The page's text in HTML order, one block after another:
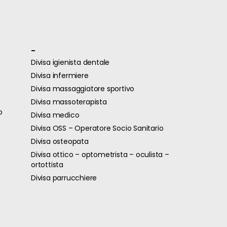
-
Divisa igienista dentale
Divisa infermiere
Divisa massaggiatore sportivo
Divisa massoterapista
Divisa medico
Divisa OSS – Operatore Socio Sanitario
Divisa osteopata
Divisa ottico – optometrista – oculista –
ortottista
Divisa parrucchiere